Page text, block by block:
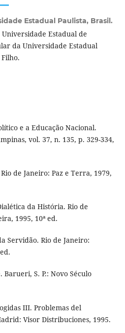
Estadual Paulista, Brasil.
Estadual de
da Universidade Estadual
e a Educação Nacional.
vol. 37, n. 135, p. 329-334,
de Janeiro: Paz e Terra, 1979,
da História. Rio de
1995, 10ª ed.
Servidão. Rio de Janeiro:
S. P.: Novo Século
III. Problemas del
Visor Distribuciones, 1995.